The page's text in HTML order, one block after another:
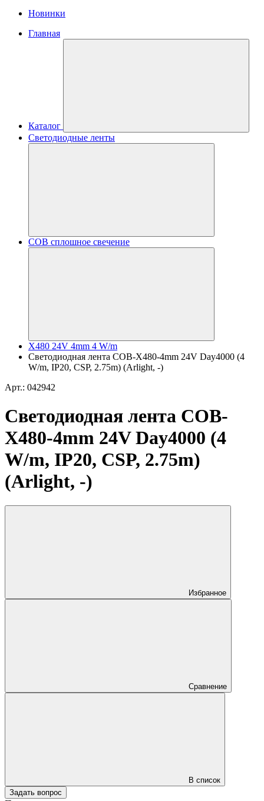
Новинки
Главная
Каталог
Светодиодные ленты
COB сплошное свечение
X480 24V 4mm 4 W/m
Светодиодная лента COB-X480-4mm 24V Day4000 (4
W/m, IP20, CSP, 2.75m) (Arlight, -)
Арт.: 042942
Светодиодная лента COB-
X480-4mm 24V Day4000 (4
W/m, IP20, CSP, 2.75m)
(Arlight, -)
Избранное
Сравнение
В список
Задать вопрос